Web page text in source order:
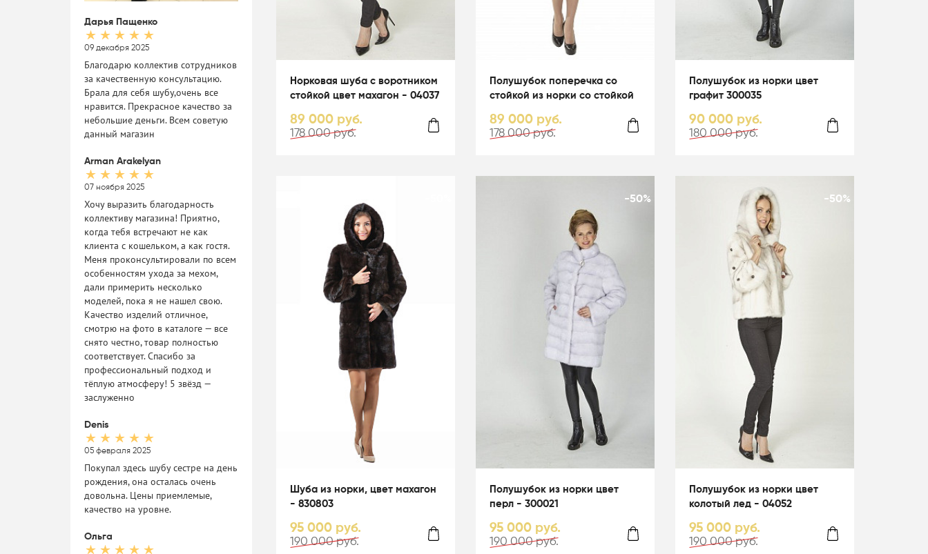
Дарья Пащенко
09 декабря 2025
Благодарю коллектив сотрудников
за качественную консультацию.
Брала для себя шубу,очень все
нравится. Прекрасное качество за
небольшие деньги. Всем советую
данный магазин
Arman Arakelyan
07 ноября 2025
Хочу выразить благодарность
коллективу магазина! Приятно,
когда тебя встречают не как
клиента с кошельком, а как гостя.
Меня проконсультировали по всем
особенностям ухода за мехом,
дали примерить несколько
моделей, пока я не нашел свою.
Качество изделий отличное,
смотрю на фото в каталоге — все
снято честно, товар полностью
соответствует. Спасибо за
профессиональный подход и
тёплую атмосферу! 5 звёзд —
заслуженно
Denis
05 февраля 2025
Покупал здесь шубу сестре на день
рождения, она осталась очень
довольна. Цены приемлемые,
качество на уровне.
Ольга
Норковая шуба с воротником
стойкой цвет махагон - 04037
89 000 руб.
178 000 руб.
Полушубок поперечка со
стойкой из норки со стойкой
89 000 руб.
178 000 руб.
Полушубок из норки цвет
графит 300035
90 000 руб.
180 000 руб.
Шуба из норки, цвет махагон
- 830803
95 000 руб.
190 000 руб.
-50%
Полушубок из норки цвет
перл - 300021
95 000 руб.
190 000 руб.
-50%
Полушубок из норки цвет
колотый лед - 04052
95 000 руб.
190 000 руб.